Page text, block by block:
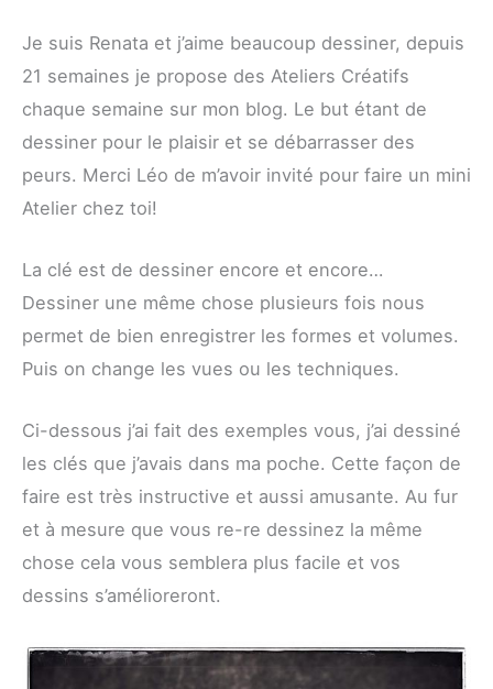
Je suis Renata et j’aime beaucoup dessiner, depuis
21 semaines je propose des Ateliers Créatifs
chaque semaine sur mon blog. Le but étant de
dessiner pour le plaisir et se débarrasser des
peurs. Merci Léo de m’avoir invité pour faire un mini
Atelier chez toi!
La clé est de dessiner encore et encore…
Dessiner une même chose plusieurs fois nous
permet de bien enregistrer les formes et volumes.
Puis on change les vues ou les techniques.
Ci-dessous j’ai fait des exemples vous, j’ai dessiné
les clés que j’avais dans ma poche. Cette façon de
faire est très instructive et aussi amusante. Au fur
et à mesure que vous re-re dessinez la même
chose cela vous semblera plus facile et vos
dessins s’amélioreront.